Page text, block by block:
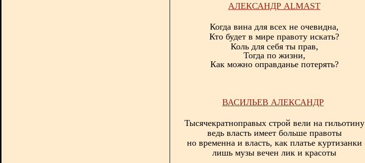
АЛЕКСАНДР ALMAST
Когда вина для всех не очевидна,
Кто будет в мире правоту искать?
Коль для себя ты прав,
Тогда по жизни,
Как можно оправданье потерять?
ВАСИЛЬЕВ АЛЕКСАНДР
Тысячекратноправых строй вели на гильотину
ведь власть имеет больше правоты
но временна и власть, как платье куртизанки
лишь музы вечен лик и красоты